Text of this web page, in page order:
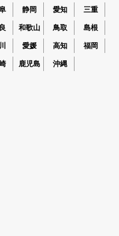
静岡 愛知 三重
和歌山 鳥取 島根
愛媛 高知 福岡
鹿児島 沖縄